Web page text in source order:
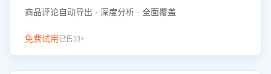
商品评论自动导出 · 深度分析 · 全面覆盖
免费试用 已售33+